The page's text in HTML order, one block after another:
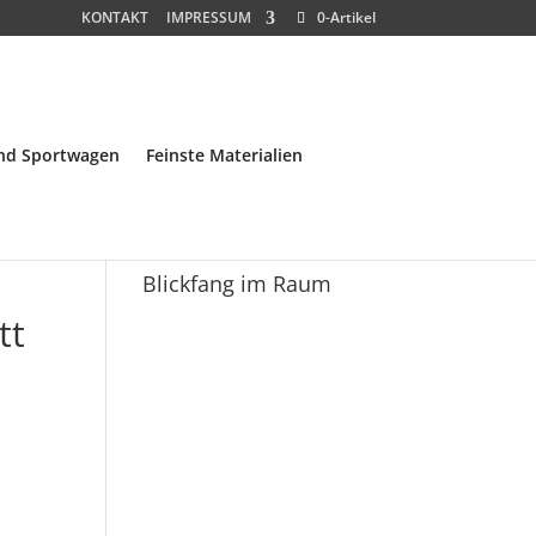
KONTAKT IMPRESSUM 0-Artikel
Sportwagen Feinste Materialien
Blickfang im Raum